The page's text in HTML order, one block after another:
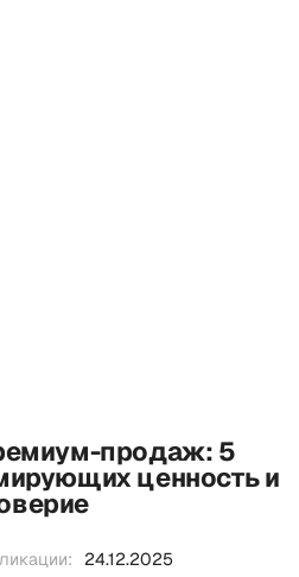
продаж: 5
ценность и
24.12.2025